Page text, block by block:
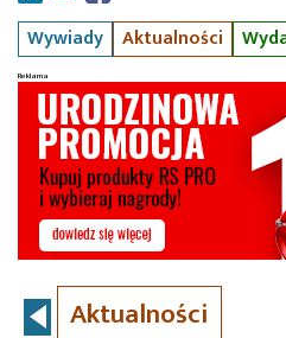
Wywiady Aktualności
Aktualności